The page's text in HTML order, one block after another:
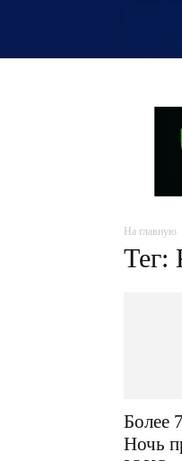
На главную
Тег:
Более
Ночь